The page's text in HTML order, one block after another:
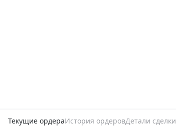
Текущие ордераИстория ордеровДетали сделки